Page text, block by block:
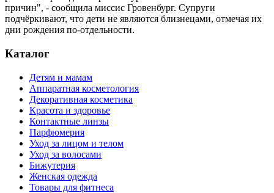
причин", - сообщила миссис Гровенбург. Супруги
подчёркивают, что дети не являются близнецами, отмечая их
дни рождения по-отдельности.
Каталог
Детям и мамам
Аппаратная косметология
Декоративная косметика
Красота и здоровье
Контактные линзы
Парфюмерия
Уход за лицом и телом
Уход за волосами
Бижутерия
Женская одежда
Товары для фитнеса